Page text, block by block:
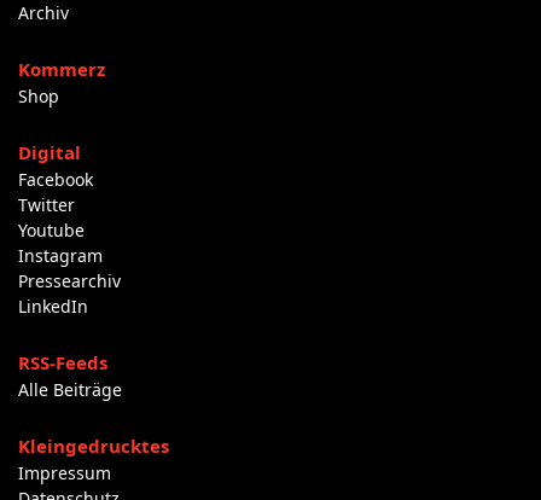
Archiv
Kommerz
Shop
Digital
Facebook
Twitter
Youtube
Instagram
Pressearchiv
LinkedIn
RSS-Feeds
Alle Beiträge
Kleingedrucktes
Impressum